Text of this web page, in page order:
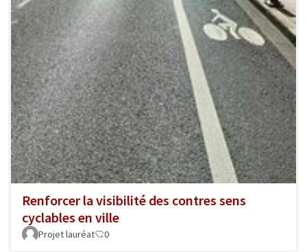
Renforcer la visibilité des contres sens
cyclables en ville
Projet lauréat 0